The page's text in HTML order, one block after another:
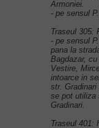
Armoniei.
- pe sensul
Traseul 305:
- pe sensul
pana la
Bagdazar,
Vestire,
intoarce in
str.
se pot utiliza
Gradinari.
Traseul 401: